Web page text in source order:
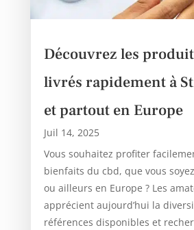
Découvrez les
livrés rapidement à
et partout en Europe
Juil 14, 2025
Vous souhaitez profiter
bienfaits du cbd, que vous
ou ailleurs en Europe ? Les
apprécient aujourd’hui la
références disponibles et